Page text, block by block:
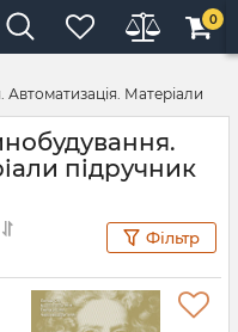
0
Матеріали
підручник
Фільтр